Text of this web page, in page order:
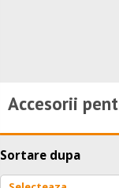
Accesorii
Sortare dupa